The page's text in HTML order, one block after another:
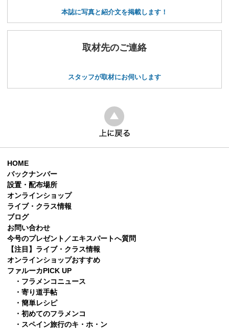
本誌に写真と紹介文を掲載します！
取材先のご連絡
スタッフが取材にお伺いします
HOME
バックナンバー
設置・配布場所
オンラインショップ
ライブ・クラス情報
ブログ
お問い合わせ
今号のプレゼント／エキスパートへ質問
【注目】ライブ・クラス情報
オンラインショップおすすめ
ファルーカPICK UP
・フラメンコニュース
・寄り道手帖
・簡単レシピ
・初めてのフラメンコ
・スペイン旅行のキ・ホ・ン